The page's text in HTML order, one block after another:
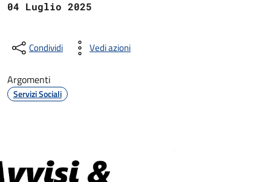
04 Luglio 2025
Condividi Vedi azioni
Argomenti
Servizi Sociali